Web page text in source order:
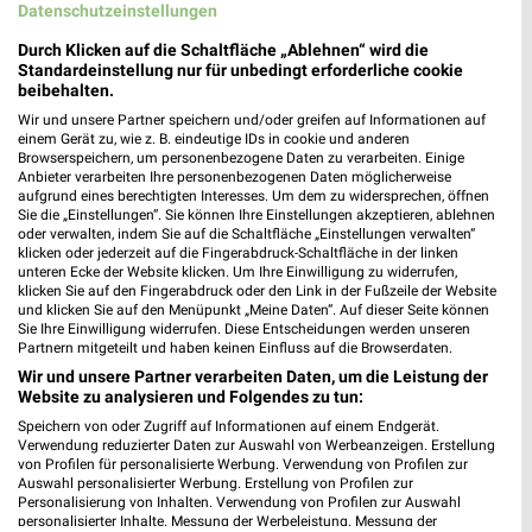
XXXLutz
25,2 km
Küchen Preishits!
Gültig bis Fr. 21.08.
XXXLutz
25,2 km
Musterring
Gültig bis Fr. 14.08.
Datenschutzeinstellungen
Durch Klicken auf die Schaltfläche „Ablehnen“ wird die
Standardeinstellung nur für unbedingt erforderliche cookie
beibehalten.
Wir und unsere Partner speichern und/oder greifen auf Informationen auf
einem Gerät zu, wie z. B. eindeutige IDs in cookie und anderen
Browserspeichern, um personenbezogene Daten zu verarbeiten. Einige
Anbieter verarbeiten Ihre personenbezogenen Daten möglicherweise
aufgrund eines berechtigten Interesses. Um dem zu widersprechen, öffnen
Sie die „Einstellungen“. Sie können Ihre Einstellungen akzeptieren, ablehnen
oder verwalten, indem Sie auf die Schaltfläche „Einstellungen verwalten“
klicken oder jederzeit auf die Fingerabdruck-Schaltfläche in der linken
unteren Ecke der Website klicken. Um Ihre Einwilligung zu widerrufen,
klicken Sie auf den Fingerabdruck oder den Link in der Fußzeile der Website
und klicken Sie auf den Menüpunkt „Meine Daten“. Auf dieser Seite können
Sie Ihre Einwilligung widerrufen. Diese Entscheidungen werden unseren
Partnern mitgeteilt und haben keinen Einfluss auf die Browserdaten.
Wir und unsere Partner verarbeiten Daten, um die Leistung der
Website zu analysieren und Folgendes zu tun:
Speichern von oder Zugriff auf Informationen auf einem Endgerät.
Verwendung reduzierter Daten zur Auswahl von Werbeanzeigen. Erstellung
von Profilen für personalisierte Werbung. Verwendung von Profilen zur
Auswahl personalisierter Werbung. Erstellung von Profilen zur
Personalisierung von Inhalten. Verwendung von Profilen zur Auswahl
personalisierter Inhalte. Messung der Werbeleistung. Messung der